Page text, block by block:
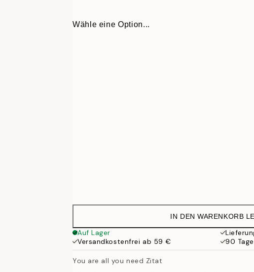
Wähle eine Option...
IN DEN WARENKORB
Auf Lager
Versandkostenfrei ab 59 €
90
You are all you need Zitat